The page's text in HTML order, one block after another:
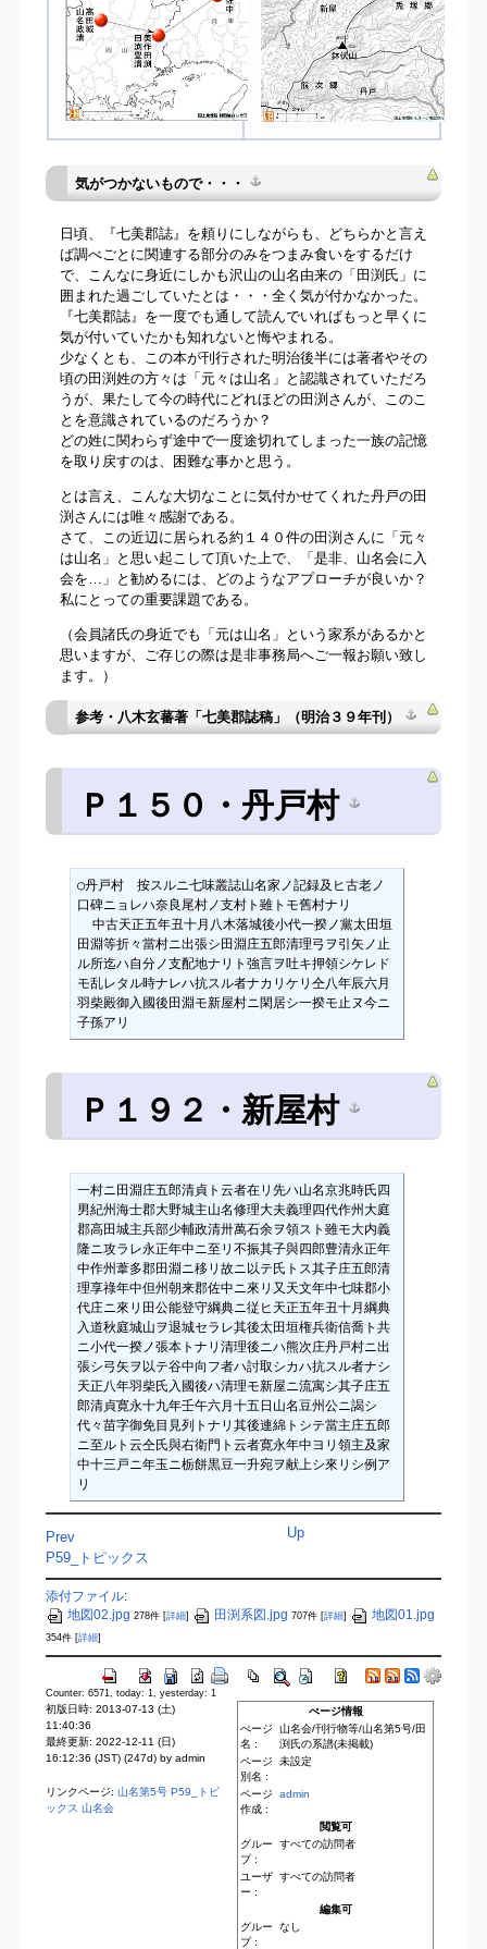
気がつかないもので・・・
日頃、『七美郡誌』を頼りにしながらも、どちらかと言え
ば調べごとに関連する部分のみをつまみ食いをするだけ
で、こんなに身近にしかも沢山の山名由来の「田渕氏」に
囲まれた過ごしていたとは・・・全く気が付かなかった。
『七美郡誌』を一度でも通して読んでいればもっと早くに
気が付いていたかも知れないと悔やまれる。
少なくとも、この本が刊行された明治後半には著者やその
頃の田渕姓の方々は「元々は山名」と認識されていただろ
うが、果たして今の時代にどれほどの田渕さんが、このこ
とを意識されているのだろうか？
どの姓に関わらず途中で一度途切れてしまった一族の記憶
を取り戻すのは、困難な事かと思う。
とは言え、こんな大切なことに気付かせてくれた丹戸の田
渕さんには唯々感謝である。
さて、この近辺に居られる約１４０件の田渕さんに「元々
は山名」と思い起こして頂いた上で、「是非、山名会に入
会を…」と勧めるには、どのようなアプローチが良いか？
私にとっての重要課題である。
（会員諸氏の身近でも「元は山名」という家系があるかと
思いますが、ご存じの際は是非事務局へご一報お願い致し
ます。）
参考・八木玄蕃著「七美郡誌稿」（明治３９年刊）
Ｐ１５０・丹戸村
○丹戸村　按スルニ七味叢誌山名家ノ記録及ヒ古老ノ
口碑ニョレハ奈良尾村ノ支村ト雖トモ舊村ナリ
  中古天正五年丑十月八木落城後小代一揆ノ黨太田垣
田淵等折々當村ニ出張シ田淵庄五郎清理弓ヲ引矢ノ止
ル所迄ハ自分ノ支配地ナリト強言ヲ吐キ押領シケレド
モ乱レタル時ナレハ抗スル者ナカリケリ仝八年辰六月
羽柴殿御入國後田淵モ新屋村ニ閑居シ一揆モ止ヌ今ニ
子孫アリ
Ｐ１９２・新屋村
一村ニ田淵庄五郎清貞ト云者在リ先ハ山名京兆時氏四
男紀州海士郡大野城主山名修理大夫義理四代作州大庭
郡高田城主兵部少輔政清卅萬石余ヲ領スト雖モ大内義
隆ニ攻ラレ永正年中ニ至リ不振其子與四郎豊清永正年
中作州葦多郡田淵ニ移リ故ニ以テ氏トス其子庄五郎清
理享祿年中但州朝来郡佐中ニ來リ又天文年中七味郡小
代庄ニ來リ田公能登守綱典ニ従ヒ天正五年丑十月綱典
入道秋庭城山ヲ退城セラレ其後太田垣権兵衛信喬ト共
ニ小代一揆ノ張本トナリ清理後ニハ熊次庄丹戸村ニ出
張シ弓矢ヲ以テ谷中向フ者ハ討取シカハ抗スル者ナシ
天正八年羽柴氏入國後ハ清理モ新屋ニ流寓シ其子庄五
郎清貞寛永十九年壬午六月十五日山名豆州公ニ謁シ
代々苗字御免目見列トナリ其後連綿トシテ當主庄五郎
ニ至ルト云仝氏與右衛門ト云者寛永年中ヨリ領主及家
中十三戸ニ年玉ニ栃餅黒豆一升宛ヲ献上シ來リシ例ア
リ
Prev
P59_トピックス
Up
添付ファイル:
地図02.jpg 278件 [詳細] 田渕系図.jpg 707件 [詳細] 地図01.jpg
354件 [詳細]
ぺージ情報
ぺージ
名 :
山名会/刊行物等/山名第5号/田
渕氏の系譜(未掲載)
ページ
別名 :
未設定
ページ
作成 :
admin
閲覧可
グルー
プ :
すべての訪問者
ユーザ
ー :
すべての訪問者
編集可
グルー
プ :
なし
Counter: 6571, today: 1, yesterday: 1
初版日時: 2013-07-13 (土)
11:40:36
最終更新: 2022-12-11 (日)
16:12:36 (JST) (247d) by admin
リンクページ:山名第5号 P59_トピ
ックス 山名会